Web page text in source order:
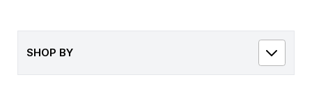
SHOP BY